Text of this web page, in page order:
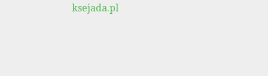
ksejada.pl